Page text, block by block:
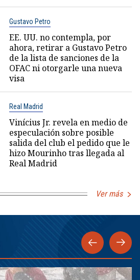
Gustavo Petro
EE. UU. no contempla, por
ahora, retirar a Gustavo Petro
de la lista de sanciones de la
OFAC ni otorgarle una nueva
visa
Real Madrid
Vinícius Jr. revela en medio de
especulación sobre posible
salida del club el pedido que le
hizo Mourinho tras llegada al
Real Madrid
Ver más